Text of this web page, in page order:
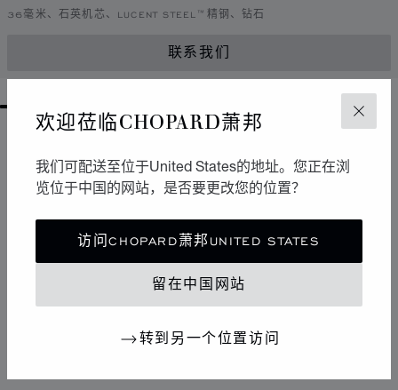
关闭
欢迎莅临CHOPARD萧邦
我们可配送至位于United States的地址。您正在浏
览位于中国的网站，是否要更改您的位置？
访问CHOPARD萧邦UNITED STATES
留在中国网站
转到另一个位置访问
36毫米、石英机芯、LUCENT STEEL™精钢、钻石
联系我们
GO TO SLIDE 1
GO TO SLIDE 2
GO TO SLIDE 3
GO TO SLIDE 4
GO TO SLIDE 5
GO TO SLIDE 6
GO TO SLIDE 7
GO TO SLIDE 8
GO TO SLIDE 9
GO TO SLIDE 10
标志性设计
Happy Sport腕表拥有柔和曲线，堪称制表艺术中的柔美
风格杰作。其标志性的舞动钻石犹如华丽舞台，展现改变
20世纪女性生活的自由奔放潮流。Happy Sport钻石腕表
是首款将钻石的高贵气质与精钢的坚固特性相结合的腕
表，独树一帜的设计使其成为连接腕表和珠宝的典范之
作。